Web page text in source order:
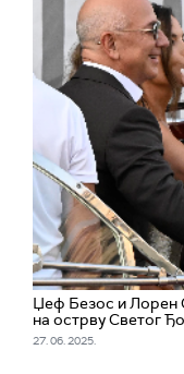
Џеф Безос и Лорен
на острву Светог
27. 06. 2025.